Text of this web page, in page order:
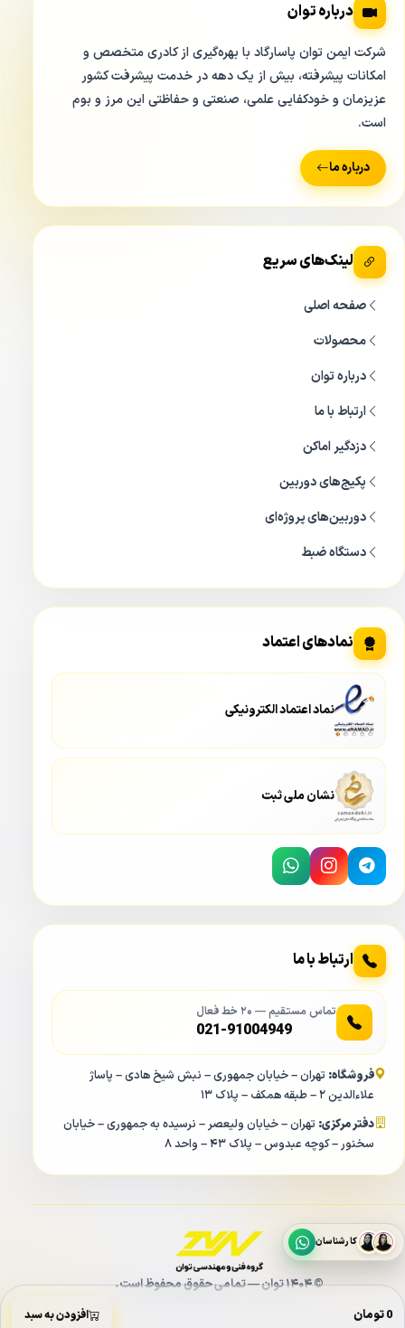
درباره توان
شرکت ایمن توان پاسارگاد با بهره‌گیری از کادری متخصص و
امکانات پیشرفته، بیش از یک دهه در خدمت پیشرفت کشور
عزیزمان و خودکفایی علمی، صنعتی و حفاظتی این مرز و بوم
است.
درباره ما
لینک‌های سریع
صفحه اصلی
محصولات
درباره توان
ارتباط با ما
دزدگیر اماکن
پکیج‌های دوربین
دوربین‌های پروژه‌ای
دستگاه ضبط
نمادهای اعتماد
نماد اعتماد الکترونیکی
نشان ملی ثبت
ارتباط با ما
تماس مستقیم — ۲۰ خط فعال
021-91004949
فروشگاه: تهران – خیابان جمهوری – نبش شیخ هادی – پاساژ
علاءالدین ۲ – طبقه همکف – پلاک ۱۳
دفتر مرکزی: تهران – خیابان ولیعصر – نرسیده به جمهوری – خیابان
سخنور – کوچه عبدوس – پلاک ۴۳ – واحد ۸
© ۱۴۰۴ توان — تمامی حقوق محفوظ است.
کارشناسان
0 تومان افزودن به سبد